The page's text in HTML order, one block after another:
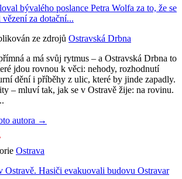
bývalého poslance Petra Wolfa za to, že se
za dotační...
ze zdrojů Ostravská Drbna
a má svůj rytmus – a Ostravská Drbna to
jdou rovnou k věci: nehody, rozhodnutí
dění i příběhy z ulic, které by jinde zapadly.
– mluví tak, jak se v Ostravě žije: na rovinu.
autora →
Ostrava
Ostravě. Hasiči evakuovali budovu Ostravar